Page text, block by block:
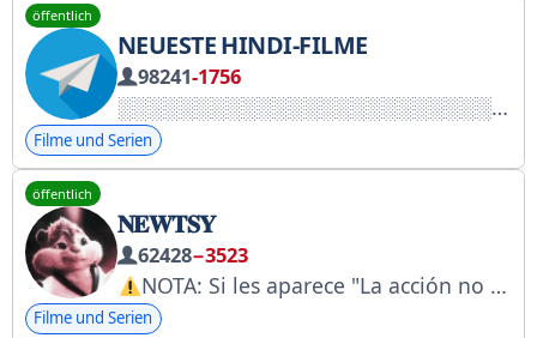
öffentlich
NEUESTE HINDI-FILME
98241-1756
Filme und Serien
öffentlich
𝐍𝐄𝐖𝐓𝐒𝐘
62428−3523
NOTA: Si les aparece "La acción no se pudo completar" toquen en los 3 puntitos de arriba y "abrir en el navegador" para acceder al canal sin complicaciones.
Filme und Serien